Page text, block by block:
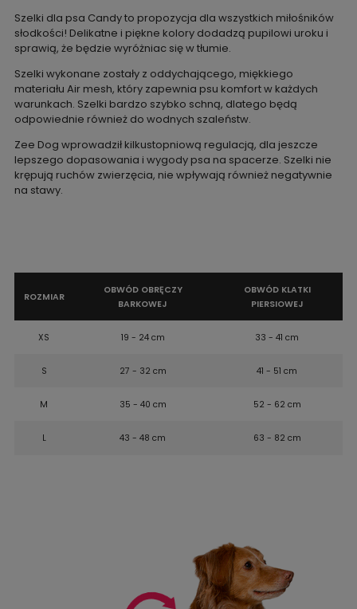
Szelki dla psa Candy to propozycja dla wszystkich miłośników
słodkości! Delikatne i piękne kolory dodadzą pupilowi uroku i
sprawią, że będzie wyróżniac się w tłumie.
Szelki wykonane zostały z oddychającego, miękkiego
materiału Air mesh, który zapewnia psu komfort w każdych
warunkach. Szelki bardzo szybko schną, dlatego będą
odpowiednie również do wodnych szaleństw.
Zee Dog wprowadził kilkustopniową regulacją, dla jeszcze
lepszego dopasowania i wygody psa na spacerze. Szelki nie
krępują ruchów zwierzęcia, nie wpływają również negatywnie
na stawy.
ROZMIAR
OBWÓD OBRĘCZY
BARKOWEJ
OBWÓD KLATKI
PIERSIOWEJ
XS 19 - 24 cm 33 - 41 cm
S 27 - 32 cm 41 - 51 cm
M 35 - 40 cm 52 - 62 cm
L 43 - 48 cm 63 - 82 cm